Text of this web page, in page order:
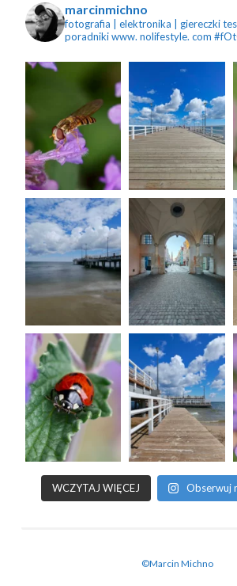
marcinmichno
fotografia | elektronika | giereczki
poradnikiwww. nolifestyle. com
WCZYTAJ WIĘCEJ Obserwuj
©Marcin Michno